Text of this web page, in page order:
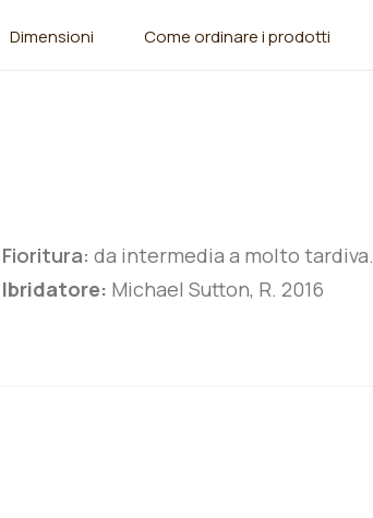
Dimensioni Come ordinare i prodotti
Fioritura: da intermedia a molto tardiva.
Ibridatore: Michael Sutton, R. 2016